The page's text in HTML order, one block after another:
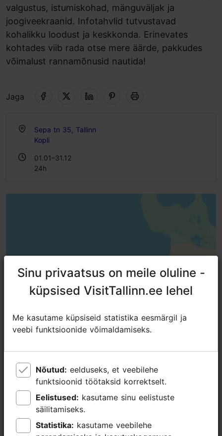
valgustus, istumiskohad, mänguväljak ja
joogiveekraanid. Infotahvlid tutvustavad
kohalikku loodust ja keskkonda. Erinevates
kohtades viib rada otse mere äärde, pakkudes
võimalust rannamõnusid nautida!
Jaga
Sepa tn 35, Tallinn
Kopli
01.01–31.12
24h
Lähedalasuvad kohad
Sinu privaatsus on meile oluline -
küpsised VisitTallinn.ee lehel
Me kasutame küpsiseid statistika eesmärgil ja
veebi funktsioonide võimaldamiseks.
Nõutud:
funktsioonid töötaksid korrektselt.
Eelistused:
säilitamiseks.
Statistika:
Sinu privaatsus on meile oluline -
küpsised VisitTallinn.ee lehel
Me kasutame küpsiseid statistika eesmärgil ja
veebi funktsioonide võimaldamiseks.
Nõutud:
funktsioonid töötaksid korrektselt.
Eelistused:
säilitamiseks.
Statistika: